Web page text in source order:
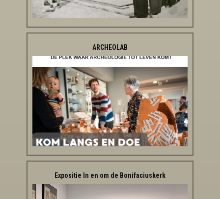
ARCHEOLAB
Expositie In en om de Bonifaciuskerk